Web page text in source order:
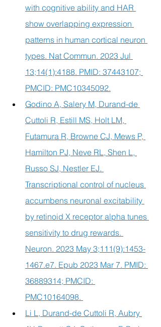
with cognitive ability and HAR
show overlapping expression
patterns in human cortical neuron
types. Nat Commun. 2023 Jul
13;14(1):4188. PMID: 37443107;
PMCID: PMC10345092.
Godino A, Salery M, Durand-de
Cuttoli R, Estill MS, Holt LM,
Futamura R, Browne CJ, Mews P,
Hamilton PJ, Neve RL, Shen L,
Russo SJ, Nestler EJ.
Transcriptional control of nucleus
accumbens neuronal excitability
by retinoid X receptor alpha tunes
sensitivity to drug rewards.
Neuron. 2023 May 3;111(9):1453-
1467.e7. Epub 2023 Mar 7. PMID:
36889314; PMCID:
PMC10164098.
Li L, Durand-de Cuttoli R, Aubry